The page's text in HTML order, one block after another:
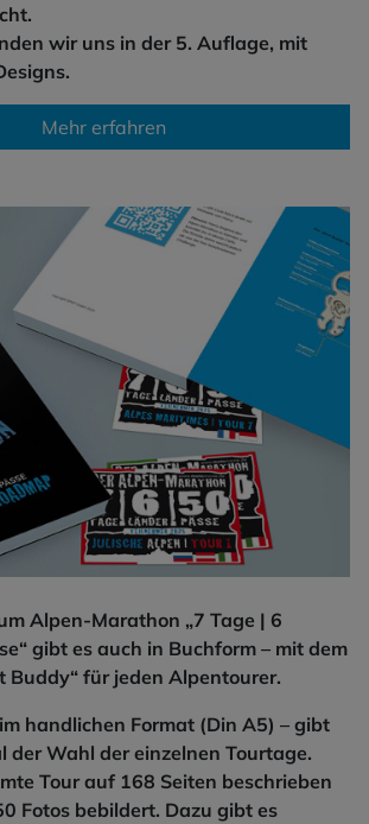
wir uns in der 5. Auflage, mit
Mehr erfahren
Alpen-Marathon „7 Tage | 6
gibt es auch in Buchform – mit dem
Buddy“ für jeden Alpentourer.
handlichen Format (Din A5) – gibt
der Wahl der einzelnen Tourtage.
Tour auf 168 Seiten beschrieben
Fotos bebildert. Dazu gibt es